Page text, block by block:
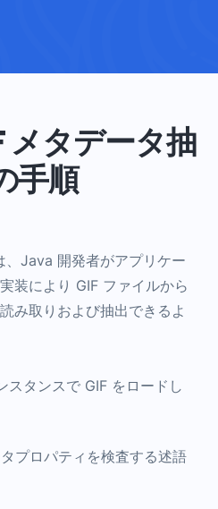
メタデータ抽
手順
、Java 開発者がアプリケー
装により GIF ファイルから
み取りおよび抽出できるよ
スタンスで GIF をロードし
プロパティを検査する述語